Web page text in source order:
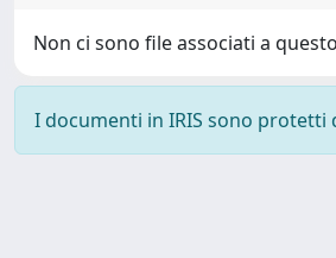
Non ci sono file associati a
I documenti in IRIS sono